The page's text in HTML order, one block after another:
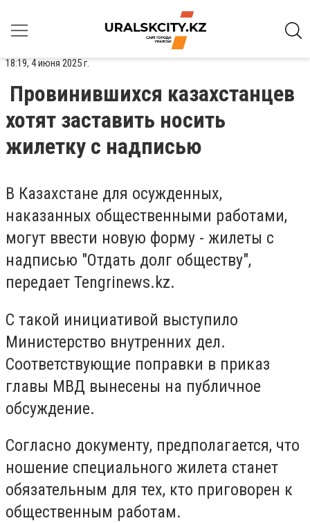
18:19, 4 июня 2025 г.
Провинившихся казахстанцев
хотят заставить носить
жилетку с надписью
В Казахстане для осужденных,
наказанных общественными работами,
могут ввести новую форму - жилеты с
надписью "Отдать долг обществу",
передает Tengrinews.kz.
С такой инициативой выступило
Министерство внутренних дел.
Соответствующие поправки в приказ
главы МВД вынесены на публичное
обсуждение.
Согласно документу, предполагается, что
ношение специального жилета станет
обязательным для тех, кто приговорен к
общественным работам.